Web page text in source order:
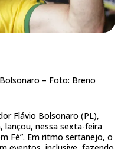
– Foto: Breno
Flávio Bolsonaro (PL),
lançou, nessa sexta-feira
Fé”. Em ritmo sertanejo, o